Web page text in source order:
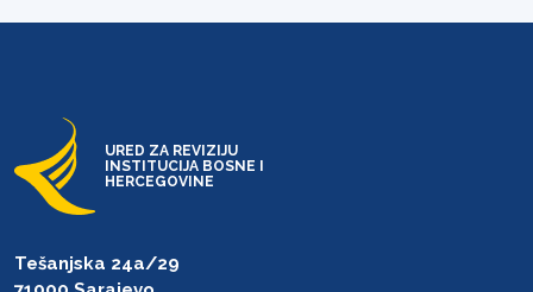
URED ZA REVIZIJU
INSTITUCIJA BOSNE I
HERCEGOVINE
Tešanjska 24a/29